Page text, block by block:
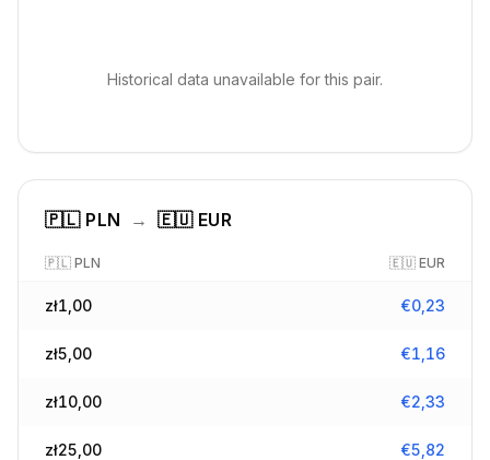
Historical data unavailable for this pair.
🇵🇱 PLN → 🇪🇺 EUR
🇵🇱 PLN 🇪🇺 EUR
zł1,00 €0,23
zł5,00 €1,16
zł10,00 €2,33
zł25,00 €5,82